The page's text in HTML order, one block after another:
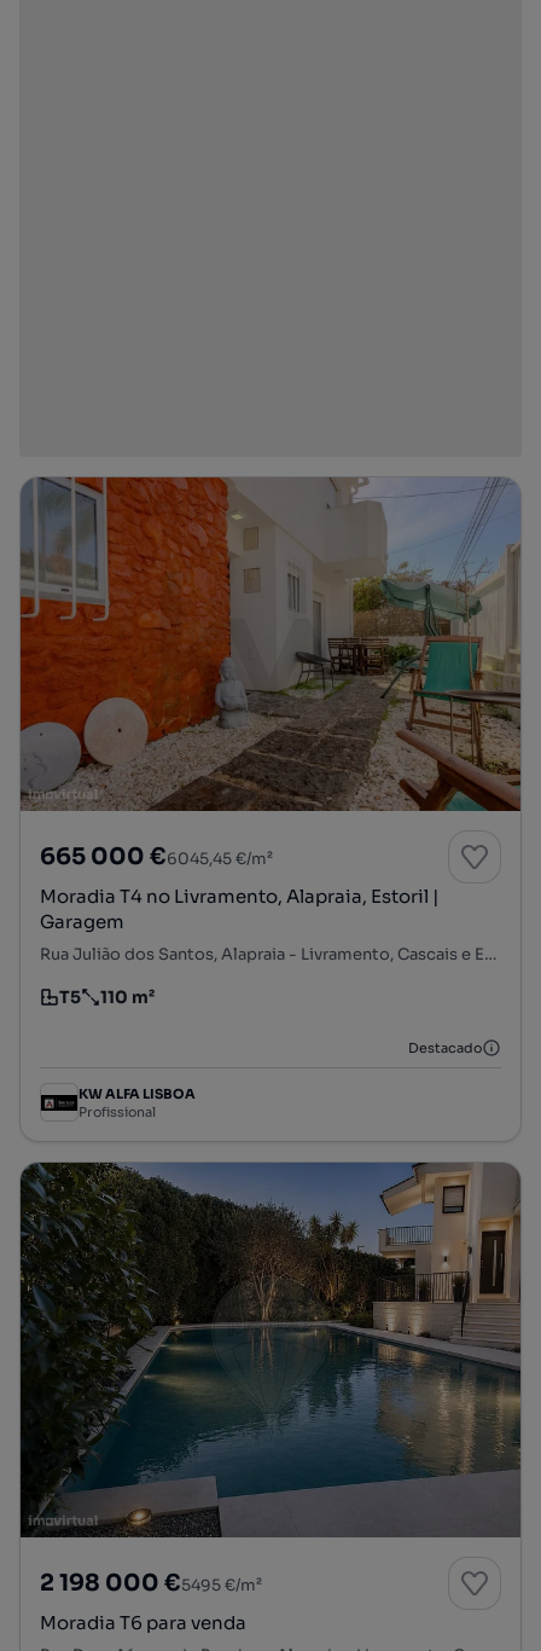
665 000 €6045,45 €/m²
Moradia T4 no Livramento, Alapraia, Estoril |
Garagem
Rua Julião dos Santos, Alapraia - Livramento, Cascais e Estoril, Cascais, Lisboa
Tipologia
T5
Preço por metro quadrado
110 m²
Destacado
KW ALFA LISBOA
Profissional
2 198 000 €5495 €/m²
Moradia T6 para venda